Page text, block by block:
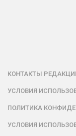
КОНТАКТЫ
УСЛОВИЯ
ПОЛИТИКА
УСЛОВИЯ